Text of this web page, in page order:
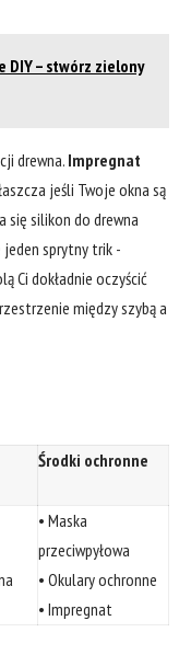
DIY – stwórz zielony
drewna. Impregnat⁣
jeśli ​Twoje ‌okna są⁣
się ⁢silikon do drewna
jeden sprytny trik ⁤-
Ci dokładnie oczyścić
między‌ szybą a
Środki ochronne
•‌ Maska
przeciwpyłowa
• Okulary ochronne
• Impregnat